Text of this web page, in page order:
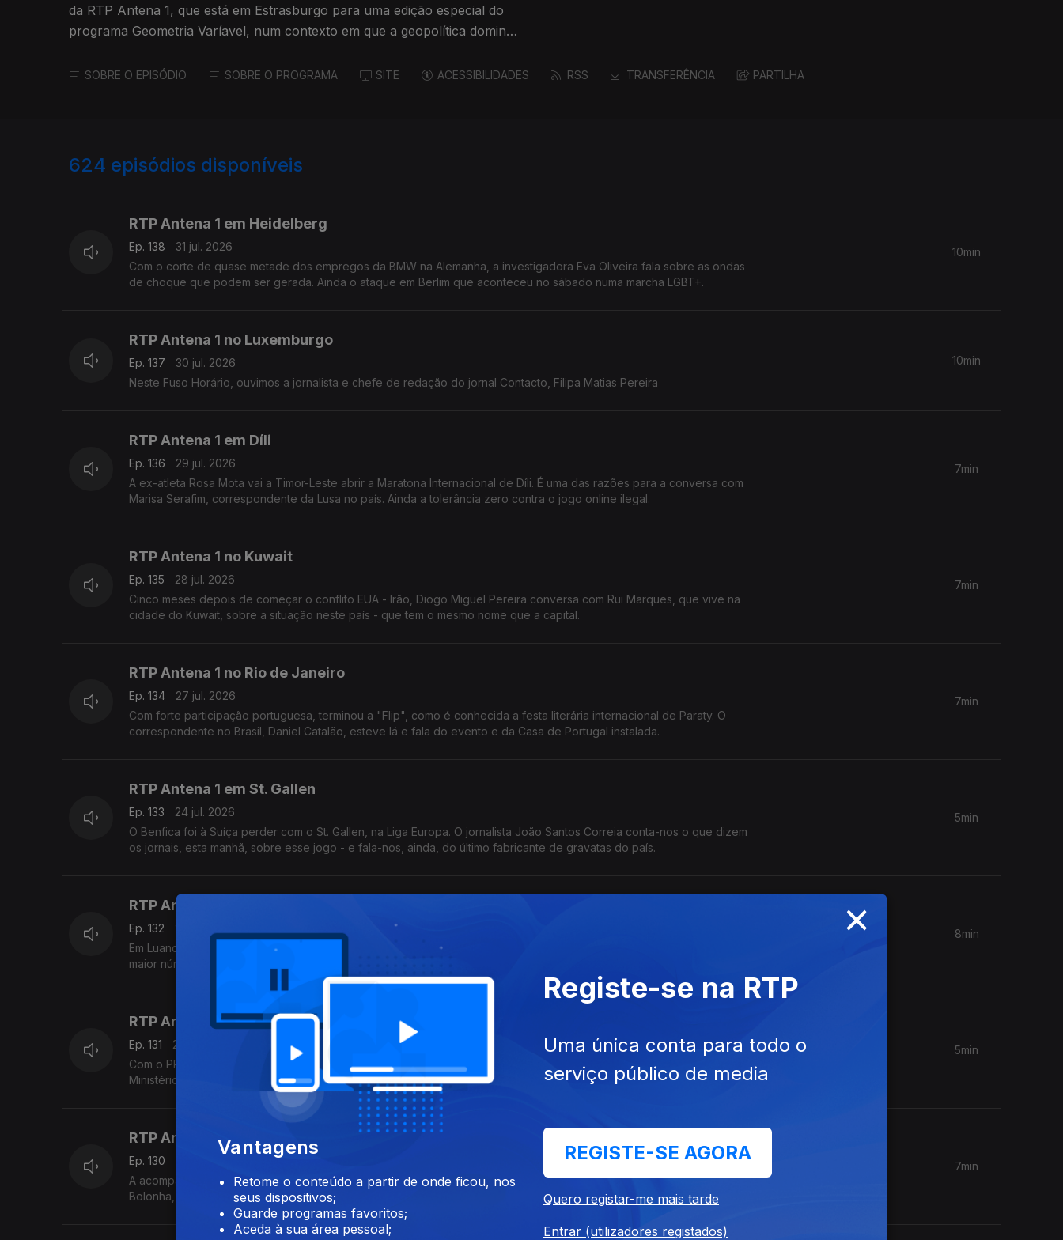
da RTP Antena 1, que está em Estrasburgo para uma edição especial do
programa Geometria Varíavel, num contexto em que a geopolítica domina
SOBRE O EPISÓDIO SOBRE O PROGRAMA SITE ACESSIBILIDADES RSS TRANSFERÊNCIA PARTILHA
624 episódios disponíveis
RTP Antena 1 em Heidelberg
Ep. 138
31 jul. 2026
Com o corte de quase metade dos empregos da BMW na Alemanha, a investigadora Eva Oliveira fala sobre as ondas
de choque que podem ser gerada. Ainda o ataque em Berlim que aconteceu no sábado numa marcha LGBT+.
10min
RTP Antena 1 no Luxemburgo
Ep. 137
30 jul. 2026
Neste Fuso Horário, ouvimos a jornalista e chefe de redação do jornal Contacto, Filipa Matias Pereira
10min
RTP Antena 1 em Díli
Ep. 136
29 jul. 2026
A ex-atleta Rosa Mota vai a Timor-Leste abrir a Maratona Internacional de Díli. É uma das razões para a conversa com
Marisa Serafim, correspondente da Lusa no país. Ainda a tolerância zero contra o jogo online ilegal.
7min
RTP Antena 1 no Kuwait
Ep. 135
28 jul. 2026
Cinco meses depois de começar o conflito EUA - Irão, Diogo Miguel Pereira conversa com Rui Marques, que vive na
cidade do Kuwait, sobre a situação neste país - que tem o mesmo nome que a capital.
7min
RTP Antena 1 no Rio de Janeiro
Ep. 134
27 jul. 2026
Com forte participação portuguesa, terminou a "Flip", como é conhecida a festa literária internacional de Paraty. O
correspondente no Brasil, Daniel Catalão, esteve lá e fala do evento e da Casa de Portugal instalada.
7min
RTP Antena 1 em St. Gallen
Ep. 133
24 jul. 2026
O Benfica foi à Suíça perder com o St. Gallen, na Liga Europa. O jornalista João Santos Correia conta-nos o que dizem
os jornais, esta manhã, sobre esse jogo - e fala-nos, ainda, do último fabricante de gravatas do país.
5min
RTP Antena 1 em Luanda
Ep. 132
23 jul. 2026
Em Luanda, capital de Angola, vamos à FILDA, a feira internacional que vai na 41ª edição e que regista, este ano, o
maior número de participações de sempre. O jornalista José Silva fala-nos deste encontro empresarial.
8min
RTP Antena 1 na Cidade da Praia
Ep. 131
22 jul. 2026
Com o PR em Cabo Verde, a enviada especial Inês Ameixa conta-nos que em destaque no país está a acusação do
Ministério Público ao Primeiro-Ministro Francisco Carvalho, que está a ser acusado de corrupção.
5min
RTP Antena 1 em Roma
Ep. 130
A acompanhar Luís Montenegro em Itália e na Grécia, o enviado da RTP Pedro Zambujo conta a tensão vivida em
Bolonha, de uma morte causada por alegada violência policial. Ainda os pormenores da visita do PM português.
7min
×
Vantagens
Retome o conteúdo a partir de onde ficou, nos
seus dispositivos;
Guarde programas favoritos;
Aceda à sua área pessoal;
Registe-se na RTP
Uma única conta para todo o
serviço público de media
REGISTE-SE AGORA
Quero registar-me mais tarde
Entrar (utilizadores registados)